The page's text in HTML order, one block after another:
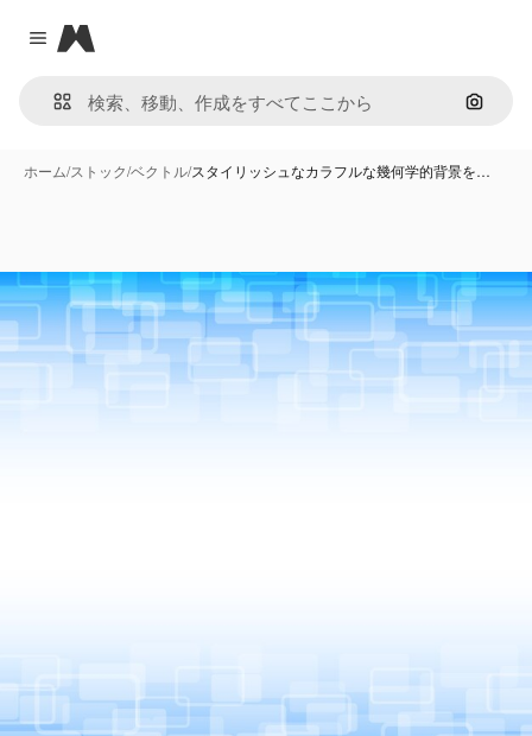
Close menu
Magnific
画像で
ホーム/ストック/ベクトル/スタイリッシュなカラフルな幾何学的背景を…